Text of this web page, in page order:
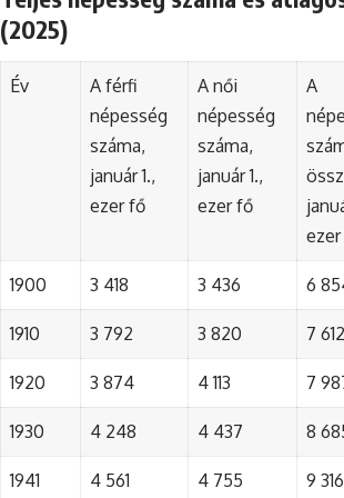
(2025)
Év
A férfi
népesség
száma,
január 1.,
ezer fő
A női
népesség
száma,
január 1.,
ezer fő
A
1900 3 418 3 436 6
1910 3 792 3 820 7 612
1920 3 874 4 113 7
1930 4 248 4 437 8
1941 4 561 4 755 9 316